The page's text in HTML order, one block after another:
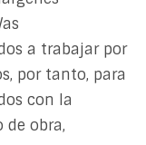
a trabajar por
por tanto, para
con la
de obra,